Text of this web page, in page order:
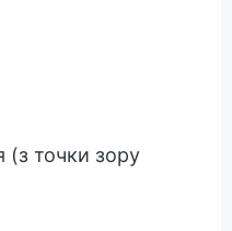
(з точки зору